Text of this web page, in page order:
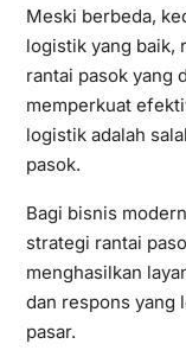
Meski berbeda,
logistik yang baik,
rantai pasok yang
memperkuat
logistik adalah
pasok.
Bagi bisnis
strategi rantai
menghasilkan
dan respons yang
pasar.